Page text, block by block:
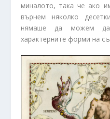
миналото, така че ако
върнем няколко
нямаше да можем
характерните форми на